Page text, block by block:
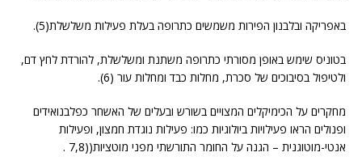
באפריקה ובלבנון הפירות משמשים כתרופה בעלת פעילות משלשלת(5).
בטוניס שימש באופן מסורתי כתרופה משתנת ומשלשלת, להורדת לחץ דם,
ולטיפול בסיבוכים של סכרת, מחלות כבד ומחלות עור (6).
מחקרים על הכימיקלים המצויים בשורש ובעלים של האשחר כפלבנואידים
ופנולים הראו פעילויות ביולוגיות כמו: פעילות נוגדת חמצון, ופעילות
אנטי-מוטוגנית – הגנה על החומר התורשתי מפני מוטציות((7,8 .